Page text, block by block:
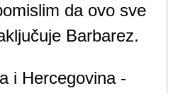
da ovo sve
Barbarez.
i Hercegovina -